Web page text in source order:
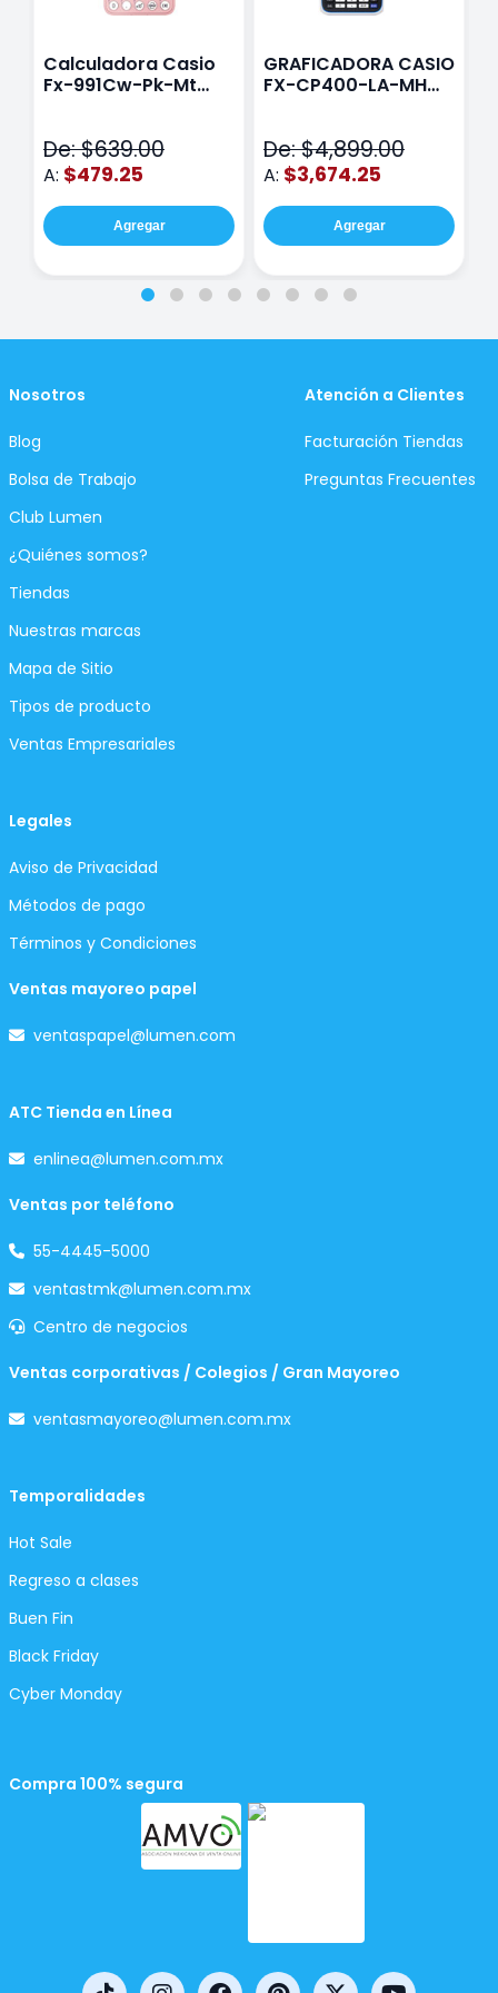
Calculadora Casio
Fx-991Cw-Pk-Mt
De: $639.00
A: $479.25
Agregar
GRAFICADORA CASIO
FX-CP400-LA-MH
De: $4,899.00
A: $3,674.25
Agregar
Nosotros
Blog
Bolsa de Trabajo
Club Lumen
¿Quiénes somos?
Tiendas
Nuestras marcas
Mapa de Sitio
Tipos de producto
Ventas Empresariales
Atención a Clientes
Facturación Tiendas
Preguntas Frecuentes
Legales
Aviso de Privacidad
Métodos de pago
Términos y Condiciones
Ventas mayoreo papel
ventaspapel@lumen.com
ATC Tienda en Línea
enlinea@lumen.com.mx
Ventas por teléfono
55-4445-5000
ventastmk@lumen.com.mx
Centro de negocios
Ventas corporativas / Colegios / Gran Mayoreo
ventasmayoreo@lumen.com.mx
Temporalidades
Hot Sale
Regreso a clases
Buen Fin
Black Friday
Cyber Monday
Compra 100% segura